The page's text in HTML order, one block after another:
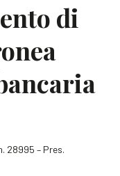
di
28995 – Pres.